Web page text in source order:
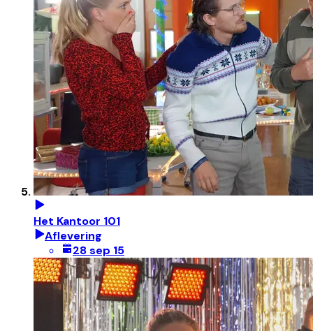
Het Kantoor 101
Aflevering
28 sep 15